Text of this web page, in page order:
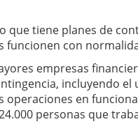
que tiene planes de
funcionen con
empresas
incluyendo
en
personas que